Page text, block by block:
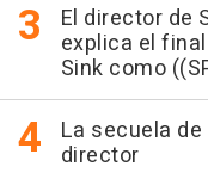
El director de
explica el
Sink como
La secuela
director